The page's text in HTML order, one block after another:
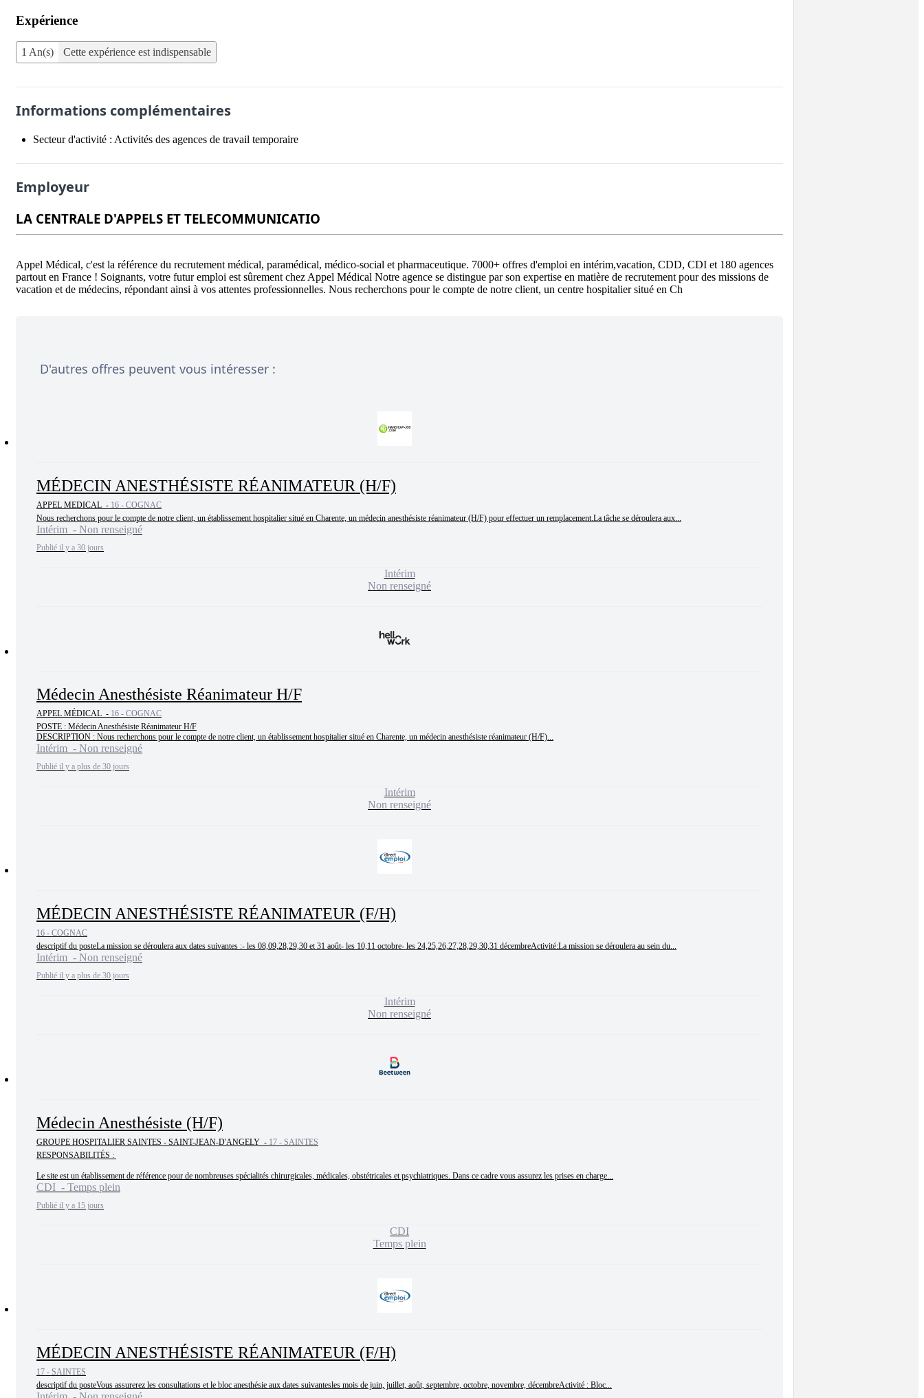
Expérience
1 An(s) Cette expérience est indispensable
Informations complémentaires
Secteur d'activité : Activités des agences de travail temporaire
Employeur
LA CENTRALE D'APPELS ET TELECOMMUNICATIO
Appel Médical, c'est la référence du recrutement médical, paramédical, médico-social et pharmaceutique. 7000+ offres d'emploi en intérim,vacation, CDD, CDI et 180 agences
partout en France ! Soignants, votre futur emploi est sûrement chez Appel Médical Notre agence se distingue par son expertise en matière de recrutement pour des missions de
D'autres offres peuvent vous intéresser :
MÉDECIN ANESTHÉSISTE RÉANIMATEUR (H/F)
APPEL MEDICAL - 16 - COGNAC
Nous recherchons pour le compte de notre client, un établissement hospitalier situé en Charente, un médecin anesthésiste réanimateur (H/F) pour effectuer un remplacement.La tâche se déroulera aux...
Intérim - Non renseigné
Publié il y a 30 jours
Intérim
Non renseigné
Médecin Anesthésiste Réanimateur H/F
APPEL MÉDICAL - 16 - COGNAC
POSTE : Médecin Anesthésiste Réanimateur H/F
DESCRIPTION : Nous recherchons pour le compte de notre client, un établissement hospitalier situé en Charente, un médecin anesthésiste réanimateur (H/F)...
Intérim - Non renseigné
Publié il y a plus de 30 jours
Intérim
Non renseigné
MÉDECIN ANESTHÉSISTE RÉANIMATEUR (F/H)
16 - COGNAC
descriptif du posteLa mission se déroulera aux dates suivantes :- les 08,09,28,29,30 et 31 août- les 10,11 octobre- les 24,25,26,27,28,29,30,31 décembreActivité:La mission se déroulera au sein du...
Intérim - Non renseigné
Publié il y a plus de 30 jours
Intérim
Non renseigné
Médecin Anesthésiste (H/F)
GROUPE HOSPITALIER SAINTES - SAINT-JEAN-D'ANGELY - 17 - SAINTES
RESPONSABILITÉS :
Le site est un établissement de référence pour de nombreuses spécialités chirurgicales, médicales, obstétricales et psychiatriques. Dans ce cadre vous assurez les prises en charge...
CDI - Temps plein
Publié il y a 15 jours
CDI
Temps plein
MÉDECIN ANESTHÉSISTE RÉANIMATEUR (F/H)
17 - SAINTES
descriptif du posteVous assurerez les consultations et le bloc anesthésie aux dates suivantesles mois de juin, juillet, août, septembre, octobre, novembre, décembreActivité : Bloc...